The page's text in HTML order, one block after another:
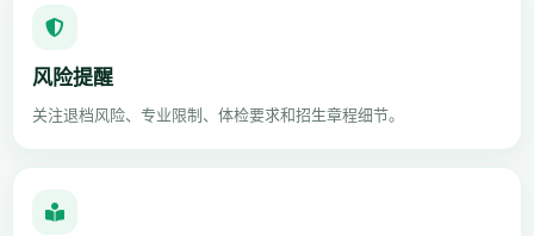
风险提醒
关注退档风险、专业限制、体检要求和招生章程细节。